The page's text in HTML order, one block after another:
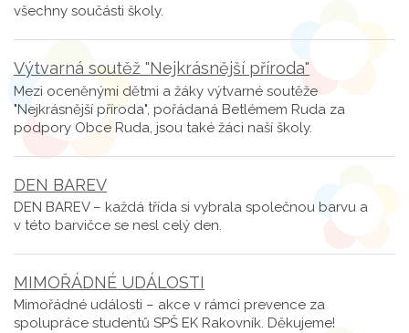
všechny součásti školy.
Výtvarná soutěž "Nejkrásnější příroda"
Mezi oceněnými dětmi a žáky výtvarné soutěže
"Nejkrásnější příroda", pořádaná Betlémem Ruda za
podpory Obce Ruda, jsou také žáci naší školy.
DEN BAREV
DEN BAREV – každá třída si vybrala společnou barvu a
v této barvičce se nesl celý den.
MIMOŘÁDNÉ UDÁLOSTI
Mimořádné události – akce v rámci prevence za
spolupráce studentů SPŠ EK Rakovník. Děkujeme!